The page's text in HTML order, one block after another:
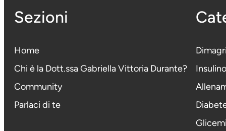
Sezioni
Home
Chi è la Dott.ssa Gabriella Vittoria Durante?
Community
Parlaci di te